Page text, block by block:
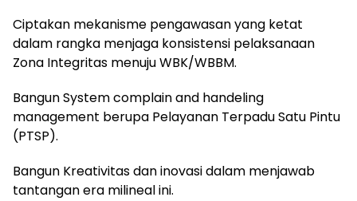
Ciptakan mekanisme pengawasan yang ketat
dalam rangka menjaga konsistensi pelaksanaan
Zona Integritas menuju WBK/WBBM.
Bangun System complain and handeling
management berupa Pelayanan Terpadu Satu Pintu
(PTSP).
Bangun Kreativitas dan inovasi dalam menjawab
tantangan era milineal ini.